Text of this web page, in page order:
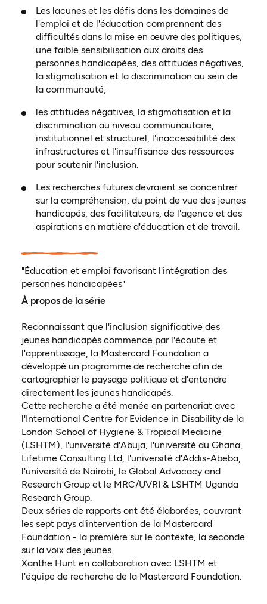
Les lacunes et les défis dans les domaines de
l'emploi et de l'éducation comprennent des
difficultés dans la mise en œuvre des politiques,
une faible sensibilisation aux droits des
personnes handicapées, des attitudes négatives,
la stigmatisation et la discrimination au sein de
la communauté,
les attitudes négatives, la stigmatisation et la
discrimination au niveau communautaire,
institutionnel et structurel, l'inaccessibilité des
infrastructures et l'insuffisance des ressources
pour soutenir l'inclusion.
Les recherches futures devraient se concentrer
sur la compréhension, du point de vue des jeunes
handicapés, des facilitateurs, de l'agence et des
aspirations en matière d'éducation et de travail.
"Éducation et emploi favorisant l'intégration des
personnes handicapées"
À propos de la série
Reconnaissant que l'inclusion significative des
jeunes handicapés commence par l'écoute et
l'apprentissage, la Mastercard Foundation a
développé un programme de recherche afin de
cartographier le paysage politique et d'entendre
directement les jeunes handicapés.
Cette recherche a été menée en partenariat avec
l'International Centre for Evidence in Disability de la
London School of Hygiene & Tropical Medicine
(LSHTM), l'université d'Abuja, l'université du Ghana,
Lifetime Consulting Ltd, l'université d'Addis-Abeba,
l'université de Nairobi, le Global Advocacy and
Research Group et le MRC/UVRI & LSHTM Uganda
Research Group.
Deux séries de rapports ont été élaborées, couvrant
les sept pays d'intervention de la Mastercard
Foundation - la première sur le contexte, la seconde
sur la voix des jeunes.
Xanthe Hunt en collaboration avec LSHTM et
l'équipe de recherche de la Mastercard Foundation.